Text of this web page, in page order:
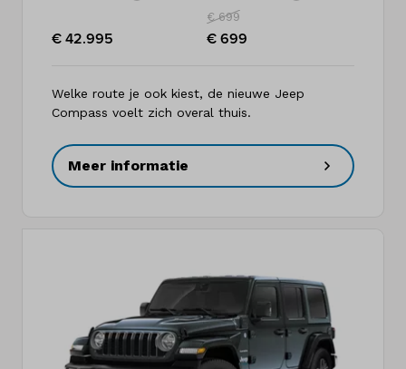
€ 42.995
€ 699
€ 699
Welke route je ook kiest, de nieuwe Jeep
Compass voelt zich overal thuis.
Meer informatie